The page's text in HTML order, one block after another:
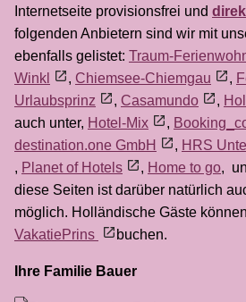
Internetseite provisionsfrei und
folgenden Anbietern sind wir mit
ebenfalls gelistet: Traum-
Winkl
, Chiemsee-Chiemgau ,
Urlaubsprinz
, Casamundo ,
auch unter, Hotel-Mix ,
destination.one GmbH
, HRS
, Planet of Hotels , Home to go,
diese Seiten ist darüber natürlich
möglich. Holländische Gäste
VakatiePrins
buchen.
Ihre Familie Bauer